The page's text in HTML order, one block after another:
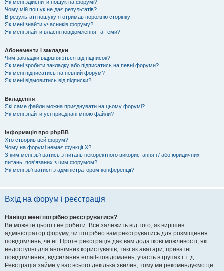
Як мені здійснити пошук на форумі?
Чому мій пошук не дає результатів?
В результаті пошуку я отримав порожню сторінку!
Як мені знайти учасників форуму?
Як мені знайти власні повідомлення та теми?
Абонементи і закладки
Чим закладки відрізняються від підписок?
Як мені зробити закладку або підписатись на певні форуми?
Як мені підписатись на певний форум?
Як мені відмовитись від підписки?
Вкладення
Які саме файли можна приєднувати на цьому форумі?
Як мені знайти усі приєднані мною файли?
Інформація про phpBB
Хто створив цей форум?
Чому на форумі немає функції X?
З ким мені зв'язатись з питань некоректного використання і / або юридичних
питань, пов'язаних з цим форумом?
Як мені зв'язатися з адміністратором конференції?
Вхід на форум і реєстрація
Навіщо мені потрібно реєструватися?
Ви можете цього і не робити. Все залежить від того, як вирішив
адміністратор форуму, чи потрібно вам реєструватись для розміщення
повідомлень, чи ні. Проте реєстрація дає вам додаткові можливості, які
недоступні для анонімних користувачів, такі як аватари, приватні
повідомлення, відсилання email-повідомлень, участь в групах і т. д.
Реєстрація займе у вас всього декілька хвилин, тому ми рекомендуємо це